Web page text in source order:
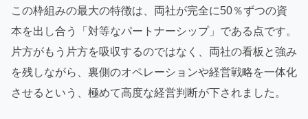
この枠組みの最大の特徴は、両社が完全に50％ずつの資
本を出し合う「対等なパートナーシップ」である点です。
片方がもう片方を吸収するのではなく、両社の看板と強み
を残しながら、裏側のオペレーションや経営戦略を一体化
させるという、極めて高度な経営判断が下されました。